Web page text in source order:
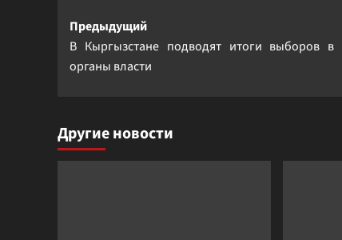
Навигация
записи
Предыдущий
В Кыргызстане подводят итоги выборов в
органы власти
Другие новости